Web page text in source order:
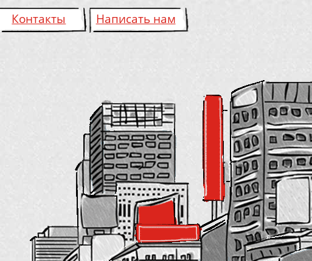
Контакты Написать нам